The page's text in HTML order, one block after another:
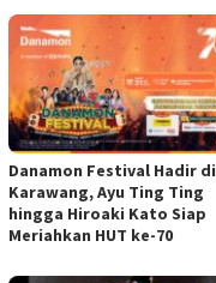
Danamon Festival Hadir di
Karawang, Ayu Ting Ting
hingga Hiroaki Kato Siap
Meriahkan HUT ke-70